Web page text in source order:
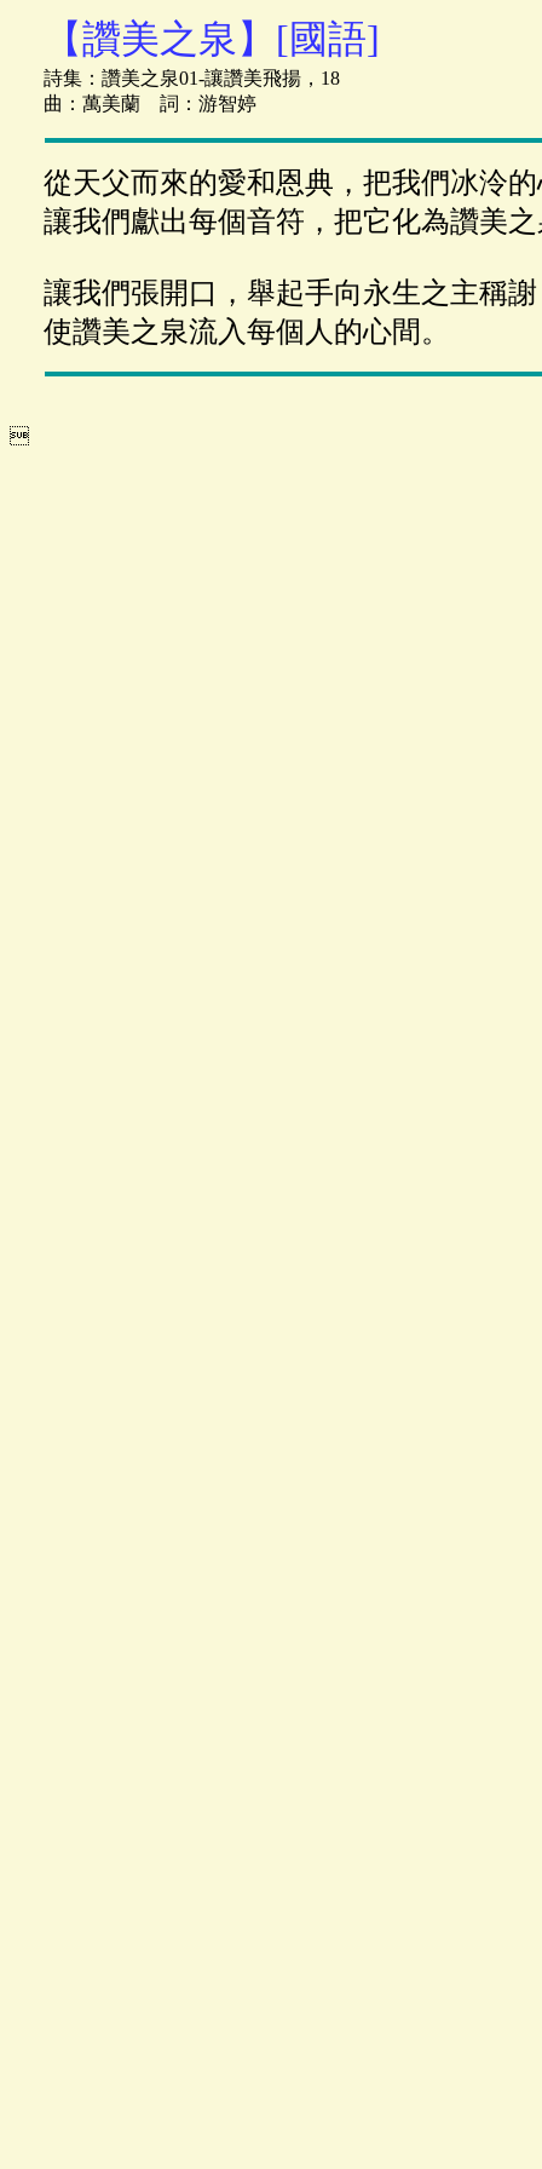
【讚美之泉】[國語]
詩集：讚美之泉01-讓讚美飛揚，18
曲：萬美蘭 詞：游智婷
從天父而來的愛和恩典，把我們冰泠
讓我們獻出每個音符，把它化為讚美
讓我們張開口，舉起手向永生之主稱
使讚美之泉流入每個人的心間。
